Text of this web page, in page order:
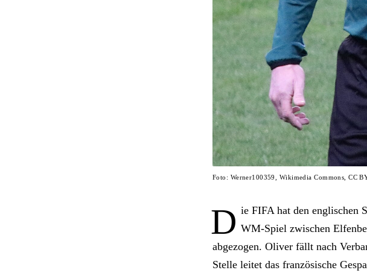
Foto: Werner100359, Wikimedia Commons, CC
D ie FIFA hat den englischen
WM-Spiel zwischen
abgezogen. Oliver fällt nach
Stelle leitet das französische